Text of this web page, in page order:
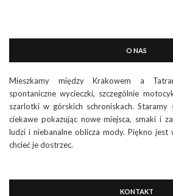
O NAS
Mieszkamy między Krakowem a
spontaniczne wycieczki, szczególnie
szarlotki w górskich schroniskach. Staramy
ciekawe pokazując nowe miejsca, smaki i
ludzi i niebanalne oblicza mody. Piękno jest
chcieć je dostrzec.
KONTAKT